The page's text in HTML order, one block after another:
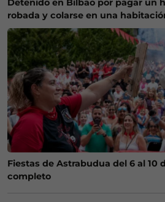
Detenido en Bilbao por pagar un
robada y colarse en una
Fiestas de Astrabudua del 6 al 10
completo